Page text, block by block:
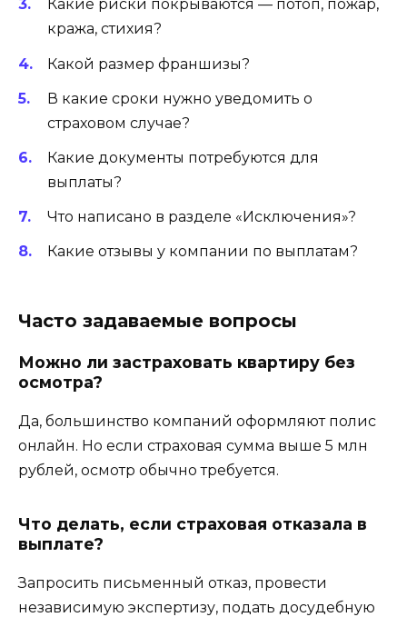
Какие риски покрываются — потоп, пожар,
кража, стихия?
Какой размер франшизы?
В какие сроки нужно уведомить о
страховом случае?
Какие документы потребуются для
выплаты?
Что написано в разделе «Исключения»?
Какие отзывы у компании по выплатам?
Часто задаваемые вопросы
Можно ли застраховать квартиру без
осмотра?
Да, большинство компаний оформляют полис
онлайн. Но если страховая сумма выше 5 млн
рублей, осмотр обычно требуется.
Что делать, если страховая отказала в
выплате?
Запросить письменный отказ, провести
независимую экспертизу, подать досудебную